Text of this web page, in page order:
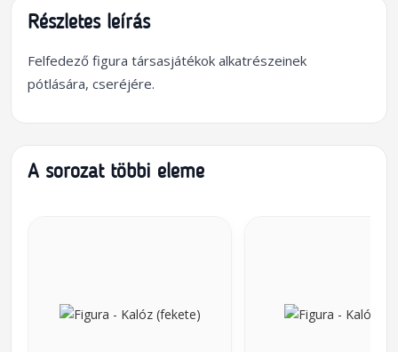
Részletes leírás
Felfedező figura társasjátékok alkatrészeinek
pótlására, cseréjére.
A sorozat többi eleme